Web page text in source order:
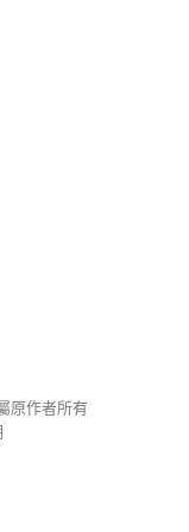
原作者所有